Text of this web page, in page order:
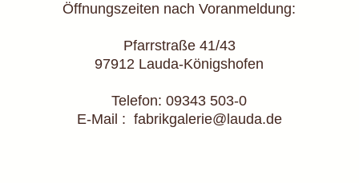
Öffnungszeiten nach Voranmeldung:
Pfarrstraße 41/43
97912 Lauda-Königshofen
Telefon: 09343 503-0
E-Mail : fabrikgalerie@lauda.de